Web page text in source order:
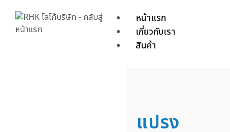
หน้าแรก
เกี่ยวกับเรา
สินค้า
แปรง